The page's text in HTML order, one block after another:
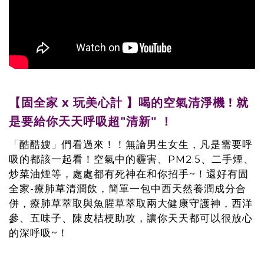
【固全家 x 玩美心計 】喝的空氣清淨機 ! 就
是要給你天天呼吸超"清新" ！
「酷酷嫂」們看過來！！無論男生女生，凡是需要呼
吸的都該一起看！空氣中的霾害、PM2.5、二手煙、
炒菜油煙等，處處都有死神在和你招手~！還好有固
全家-療肺草清潤飲，簡單一包中西天然養潤成分合
併，療肺草萃取與魚腥草萃取兩大健康守護神，西洋
參、五味子、陳皮桔梗助攻，讓你天天都可以很放心
的深呼吸~！